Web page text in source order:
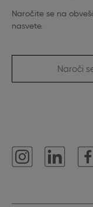
Naročite se na
nasvete.
Naroči